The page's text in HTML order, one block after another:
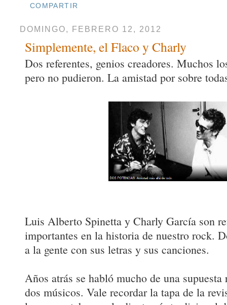
COMPARTIR
DOMINGO, FEBRERO 12, 2012
Simplemente, el Flaco y Charly
Dos referentes, genios creadores. Muchos
pero no pudieron. La amistad por sobre
Luis Alberto Spinetta y Charly García son
importantes en la historia de nuestro rock.
a la gente con sus letras y sus canciones.
Años atrás se habló mucho de una
dos músicos. Vale recordar la tapa de la